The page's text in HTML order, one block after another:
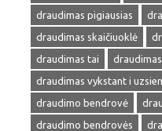
draudimas pigiausias
draudimas skaičiuoklė
draudimas tai
draudimas vykstant i
draudimo bendrovė
draudimo bendrovės